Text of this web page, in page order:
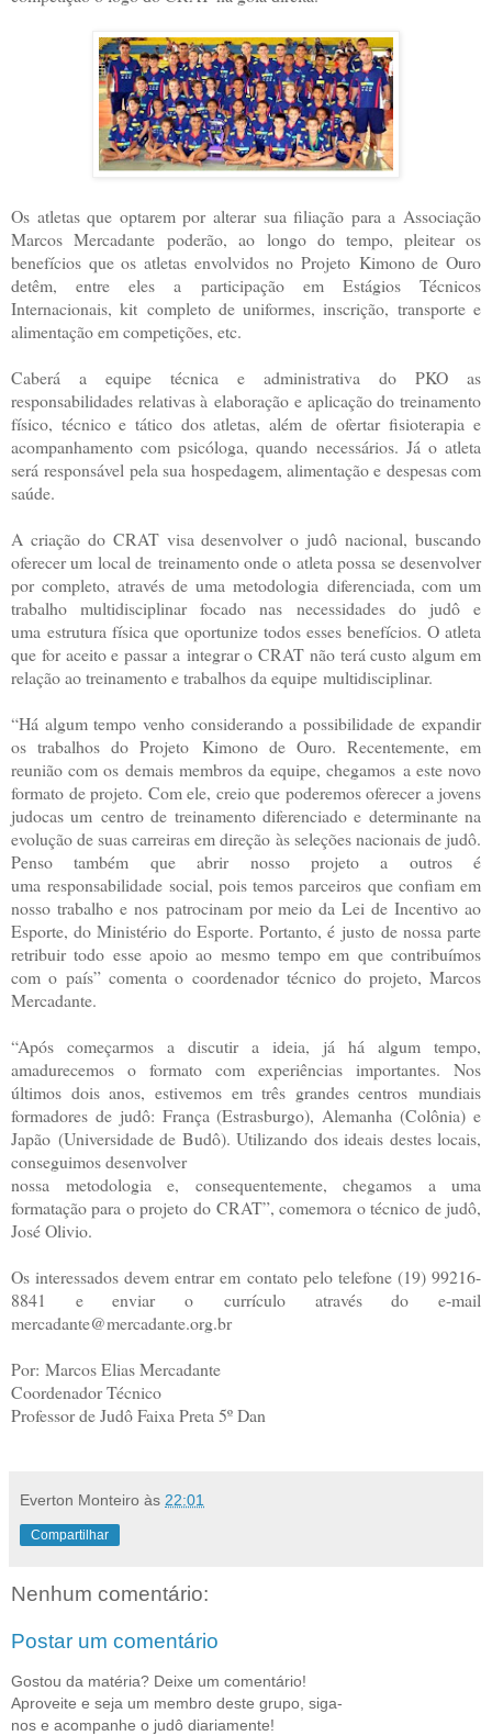
Os atletas que optarem por alterar sua filiação para a Associação
Marcos Mercadantepoderão, ao longo do tempo, pleitear os
benefícios que os atletas envolvidos no Projeto Kimono de Ouro
detêm, entre eles a participação em Estágios Técnicos
Internacionais, kit completo de uniformes, inscrição, transporte e
alimentação em competições, etc.
Caberá a equipe técnica e administrativa do PKO as
responsabilidades relativas àelaboração e aplicação do treinamento
físico, técnico e tático dos atletas, além de ofertarfisioterapia e
acompanhamento com psicóloga, quando necessários. Já o atleta
seráresponsável pela sua hospedagem, alimentação e despesas com
saúde.
A criação do CRAT visa desenvolver o judô nacional, buscando
oferecer um local de treinamento onde o atleta possa se desenvolver
por completo, através de uma metodologia diferenciada, com um
trabalho multidisciplinar focado nas necessidades do judô e
uma estrutura física que oportunize todos esses benefícios. O atleta
que for aceito e passar a integrar o CRAT não terá custo algum em
relação ao treinamento e trabalhos da equipe multidisciplinar.
“Há algum tempo venho considerando a possibilidade de expandir
os trabalhos do Projeto Kimono de Ouro. Recentemente, em
reunião com os demais membros da equipe, chegamos a este novo
formato de projeto. Com ele, creio que poderemos oferecer a jovens
judocas um centro de treinamento diferenciado e determinante na
evolução de suas carreiras em direção às seleções nacionais de judô.
Penso também que abrir nosso projeto a outros é
umaresponsabilidade social, pois temos parceiros que confiam em
nosso trabalho e nos patrocinam por meio da Lei de Incentivo ao
Esporte, do Ministério do Esporte. Portanto, é justo de nossa parte
retribuir todo esse apoio ao mesmo tempo em que contribuímos
com opaís” comenta o coordenador técnico do projeto, Marcos
Mercadante.
“Após começarmos a discutir a ideia, já há algum tempo,
amadurecemos o formato comexperiências importantes. Nos
últimos dois anos, estivemos em três grandes centros mundiais
formadores de judô: França (Estrasburgo), Alemanha (Colônia) e
Japão (Universidade de Budô). Utilizando dos ideais destes locais,
conseguimos desenvolver
nossa metodologia e, consequentemente, chegamos a uma
formatação para o projeto do CRAT”, comemora o técnico de judô,
José Olivio.
Os interessados devem entrar em contato pelo telefone (19) 99216-
8841 e enviar o currículo através do e-mail
mercadante@mercadante.org.br
Por: Marcos Elias Mercadante
Coordenador Técnico
Professor de Judô Faixa Preta 5º Dan
Everton Monteiro às 22:01
Compartilhar
Nenhum comentário:
Postar um comentário
Gostou da matéria? Deixe um comentário!
Aproveite e seja um membro deste grupo, siga-
nos e acompanhe o judô diariamente!